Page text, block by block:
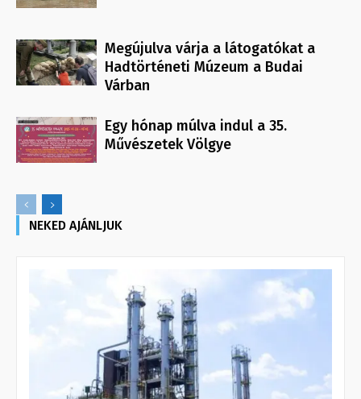
Megújulva várja a látogatókat a
Hadtörténeti Múzeum a Budai
Várban
Egy hónap múlva indul a 35.
Művészetek Völgye
NEKED AJÁNLJUK